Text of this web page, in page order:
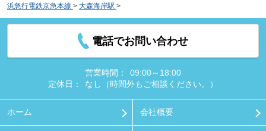
浜急行電鉄京急本線 > 大森海岸駅 >
電話でお問い合わせ
営業時間：
09:00～18:00
定休日：
なし（時間外もご相談ください。）
ホーム 会社概要